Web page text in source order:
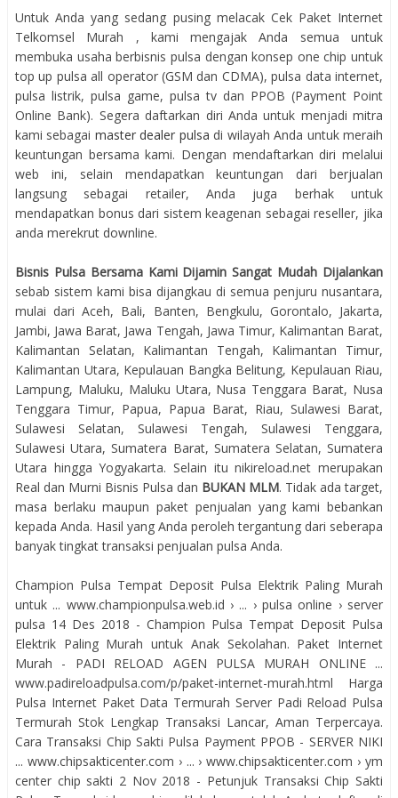
Untuk Anda yang sedang pusing melacak Cek Paket Internet
Telkomsel Murah , kami mengajak Anda semua untuk
membuka usaha berbisnis pulsa dengan konsep one chip untuk
top up pulsa all operator (GSM dan CDMA), pulsa data internet,
pulsa listrik, pulsa game, pulsa tv dan PPOB (Payment Point
Online Bank). Segera daftarkan diri Anda untuk menjadi mitra
kami sebagai master dealer pulsa di wilayah Anda untuk meraih
keuntungan bersama kami. Dengan mendaftarkan diri melalui
web ini, selain mendapatkan keuntungan dari berjualan
langsung sebagai retailer, Anda juga berhak untuk
mendapatkan bonus dari sistem keagenan sebagai reseller, jika
anda merekrut downline.
Bisnis Pulsa Bersama Kami Dijamin Sangat Mudah Dijalankan
sebab sistem kami bisa dijangkau di semua penjuru nusantara,
mulai dari Aceh, Bali, Banten, Bengkulu, Gorontalo, Jakarta,
Jambi, Jawa Barat, Jawa Tengah, Jawa Timur, Kalimantan Barat,
Kalimantan Selatan, Kalimantan Tengah, Kalimantan Timur,
Kalimantan Utara, Kepulauan Bangka Belitung, Kepulauan Riau,
Lampung, Maluku, Maluku Utara, Nusa Tenggara Barat, Nusa
Tenggara Timur, Papua, Papua Barat, Riau, Sulawesi Barat,
Sulawesi Selatan, Sulawesi Tengah, Sulawesi Tenggara,
Sulawesi Utara, Sumatera Barat, Sumatera Selatan, Sumatera
Utara hingga Yogyakarta. Selain itu nikireload.net merupakan
Real dan Murni Bisnis Pulsa dan BUKAN MLM. Tidak ada target,
masa berlaku maupun paket penjualan yang kami bebankan
kepada Anda. Hasil yang Anda peroleh tergantung dari seberapa
banyak tingkat transaksi penjualan pulsa Anda.
Champion Pulsa Tempat Deposit Pulsa Elektrik Paling Murah
untuk ... www.championpulsa.web.id › ... › pulsa online › server
pulsa 14 Des 2018 - Champion Pulsa Tempat Deposit Pulsa
Elektrik Paling Murah untuk Anak Sekolahan. Paket Internet
Murah - PADI RELOAD AGEN PULSA MURAH ONLINE ...
www.padireloadpulsa.com/p/paket-internet-murah.html Harga
Pulsa Internet Paket Data Termurah Server Padi Reload Pulsa
Termurah Stok Lengkap Transaksi Lancar, Aman Terpercaya.
Cara Transaksi Chip Sakti Pulsa Payment PPOB - SERVER NIKI
... www.chipsakticenter.com › ... › www.chipsakticenter.com › ym
center chip sakti 2 Nov 2018 - Petunjuk Transaksi Chip Sakti